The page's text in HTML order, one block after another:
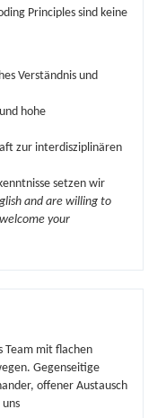
Principles sind keine
Verständnis und
hohe
zur interdisziplinären
setzen wir
and are willing to
your
Team mit flachen
Gegenseitige
offener Austausch